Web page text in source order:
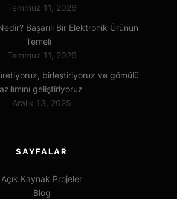
Temmuz 11, 2026
Başarılı Bir Elektronik Ürünün
Temeli
Temmuz 11, 2026
birleştiriyoruz ve gömülü
geliştiriyoruz
Aralık 13, 2025
SAYFALAR
Açık Kaynak Projeler
Blog